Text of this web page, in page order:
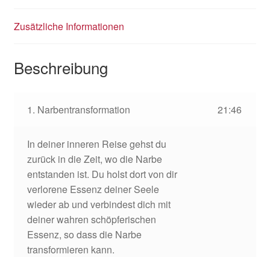
Zusätzliche Informationen
Beschreibung
1. Narbentransformation 21:46
In deiner inneren Reise gehst du
zurück in die Zeit, wo die Narbe
entstanden ist. Du holst dort von dir
verlorene Essenz deiner Seele
wieder ab und verbindest dich mit
deiner wahren schöpferischen
Essenz, so dass die Narbe
transformieren kann.